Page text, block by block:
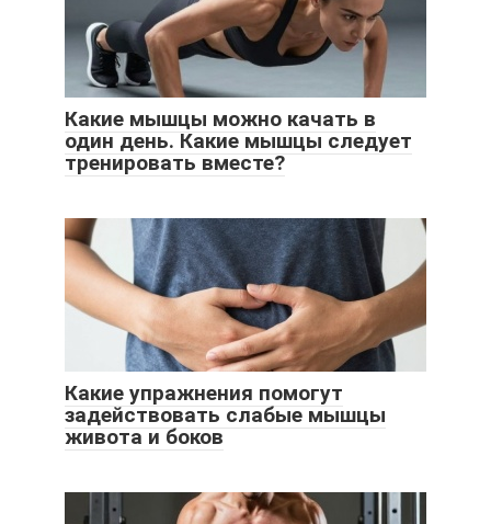
Какие мышцы можно качать в
один день. Какие мышцы следует
тренировать вместе?
Какие упражнения помогут
задействовать слабые мышцы
живота и боков